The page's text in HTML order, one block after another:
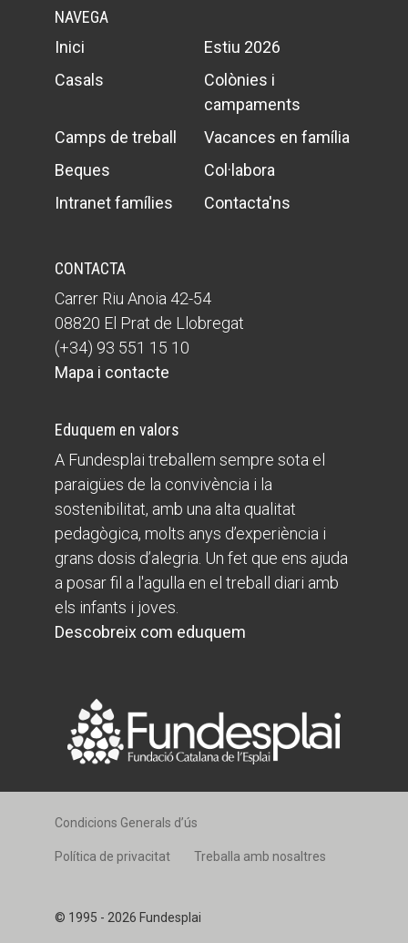
NAVEGA
Inici
Estiu 2026
Casals
Colònies i
campaments
Camps de treball
Vacances en família
Beques
Col·labora
Intranet famílies
Contacta'ns
CONTACTA
Carrer Riu Anoia 42-54
08820 El Prat de Llobregat
(+34) 93 551 15 10
Mapa i contacte
Eduquem en valors
A Fundesplai treballem sempre sota el
paraigües de la convivència i la
sostenibilitat, amb una alta qualitat
pedagògica, molts anys d’experiència i
grans dosis d’alegria. Un fet que ens ajuda
a posar fil a l'agulla en el treball diari amb
els infants i joves.
Descobreix com eduquem
© 1995 - 2026 Fundesplai
Condicions Generals d’ús
Política de privacitat Treballa amb nosaltres